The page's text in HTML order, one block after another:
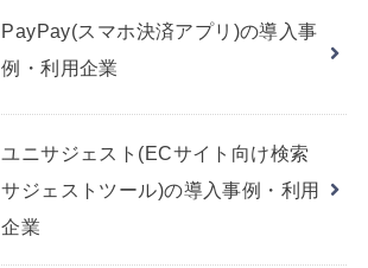
PayPay(スマホ決済アプリ)の導入事
例・利用企業
ユニサジェスト(ECサイト向け検索
サジェストツール)の導入事例・利用
企業